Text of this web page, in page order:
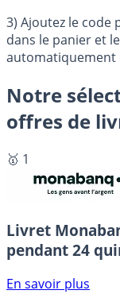
3) Ajoutez le
dans le panier et
automatiquement
Notre
offres de
🥇 1
Livret
pendant 24
En savoir plus